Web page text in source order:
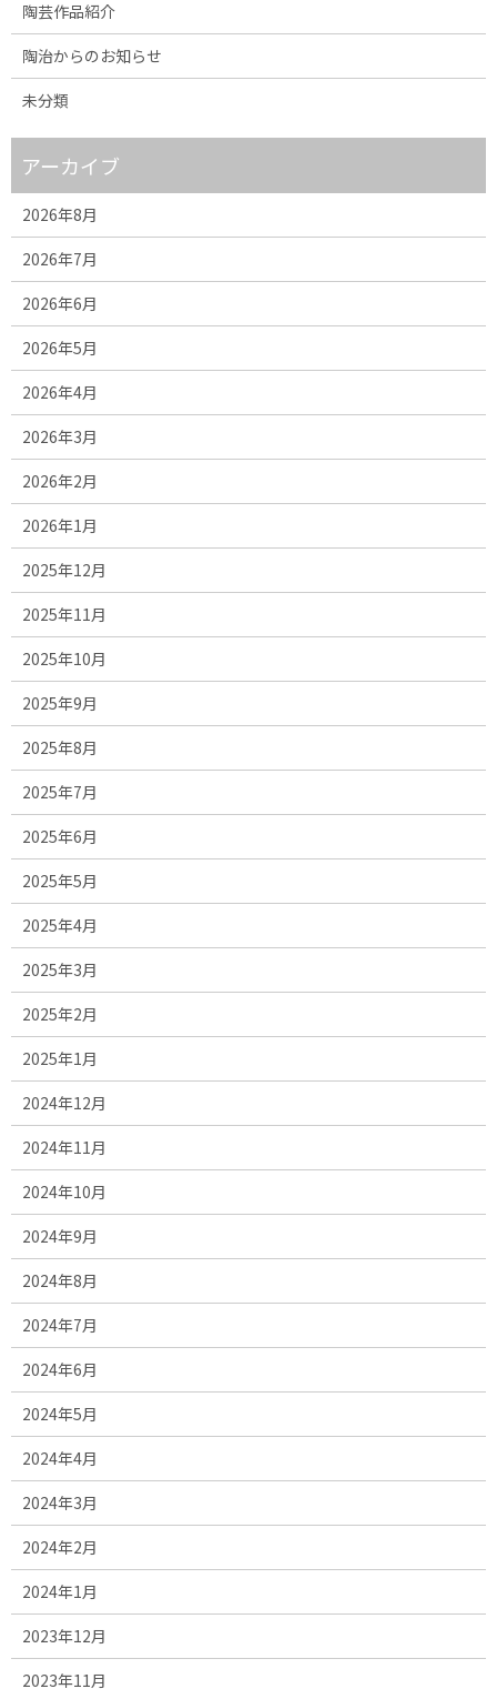
陶芸作品紹介
陶治からのお知らせ
未分類
アーカイブ
2026年8月
2026年7月
2026年6月
2026年5月
2026年4月
2026年3月
2026年2月
2026年1月
2025年12月
2025年11月
2025年10月
2025年9月
2025年8月
2025年7月
2025年6月
2025年5月
2025年4月
2025年3月
2025年2月
2025年1月
2024年12月
2024年11月
2024年10月
2024年9月
2024年8月
2024年7月
2024年6月
2024年5月
2024年4月
2024年3月
2024年2月
2024年1月
2023年12月
2023年11月